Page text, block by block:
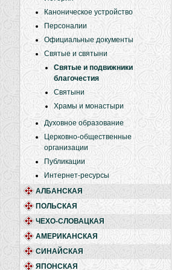
Каноническое устройство
Персоналии
Официальные документы
Святые и святыни
Святые и подвижники
благочестия
Святыни
Храмы и монастыри
Духовное образование
Церковно-общественные
организации
Публикации
Интернет-ресурсы
АЛБАНСКАЯ
ПОЛЬСКАЯ
ЧЕХО-СЛОВАЦКАЯ
АМЕРИКАНСКАЯ
СИНАЙСКАЯ
ЯПОНСКАЯ